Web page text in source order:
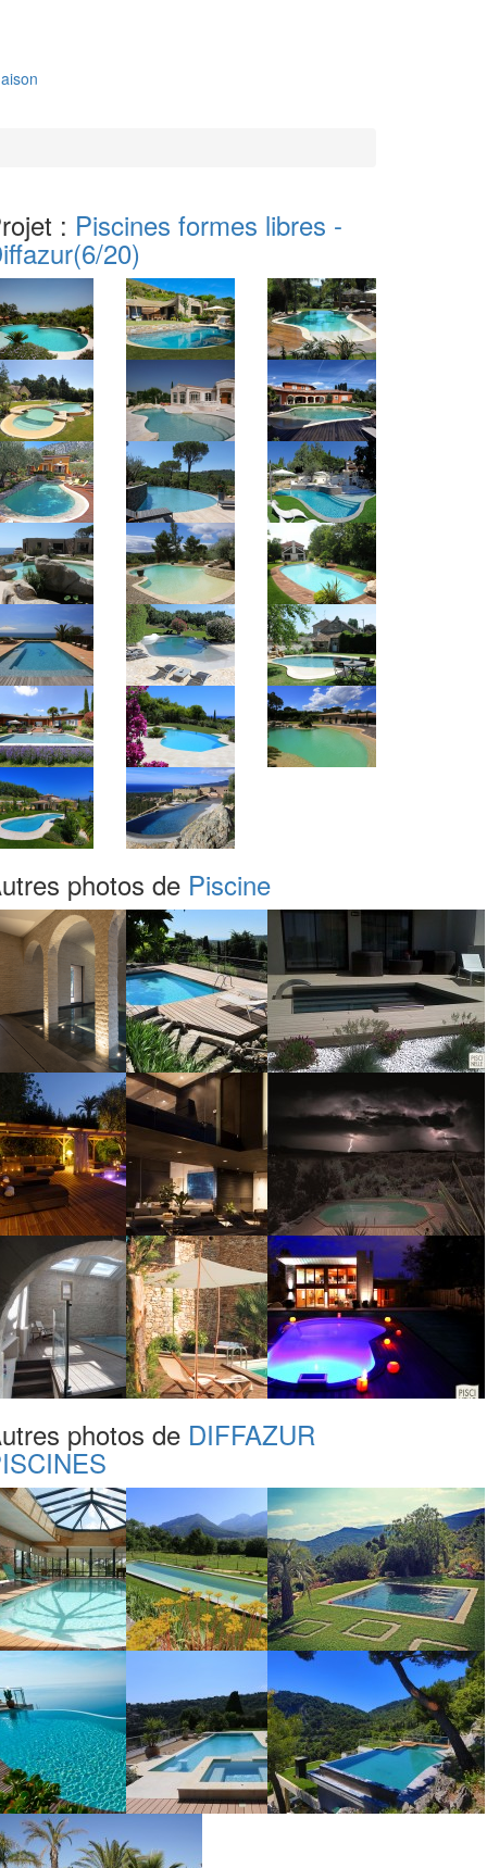
: Piscines formes libres -
(6/20)
photos de Piscine
photos de DIFFAZUR